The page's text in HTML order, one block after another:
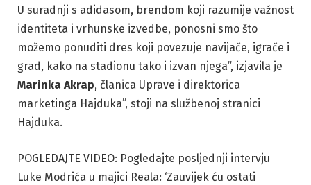
U suradnji s adidasom, brendom koji razumije važnost
identiteta i vrhunske izvedbe, ponosni smo što
možemo ponuditi dres koji povezuje navijače, igrače i
grad, kako na stadionu tako i izvan njega”, izjavila je
Marinka Akrap, članica Uprave i direktorica
marketinga Hajduka”, stoji na službenoj stranici
Hajduka.
POGLEDAJTE VIDEO: Pogledajte posljednji intervju
Luke Modrića u majici Reala: ‘Zauvijek ću ostati